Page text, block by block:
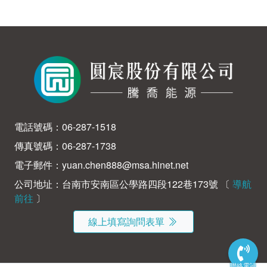
電話號碼： 06-287-1518
傳真號碼：06-287-1738
電子郵件： yuan.chen888@msa.hinet.net
公司地址：台南市安南區公學路四段122巷173號 〔 導航
前往 〕
線上填寫詢問表單